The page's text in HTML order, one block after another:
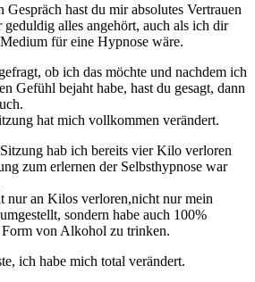
Gespräch hast du mir absolutes Vertrauen
geduldig alles angehört, auch als ich dir
für eine Hypnose wäre.
ob ich das möchte und nachdem ich
Gefühl bejaht habe, hast du gesagt, dann
hat mich vollkommen verändert.
hab ich bereits vier Kilo verloren
zum erlernen der Selbsthypnose war
nur an Kilos verloren,nicht nur mein
sondern habe auch 100%
von Alkohol zu trinken.
ich habe mich total verändert.